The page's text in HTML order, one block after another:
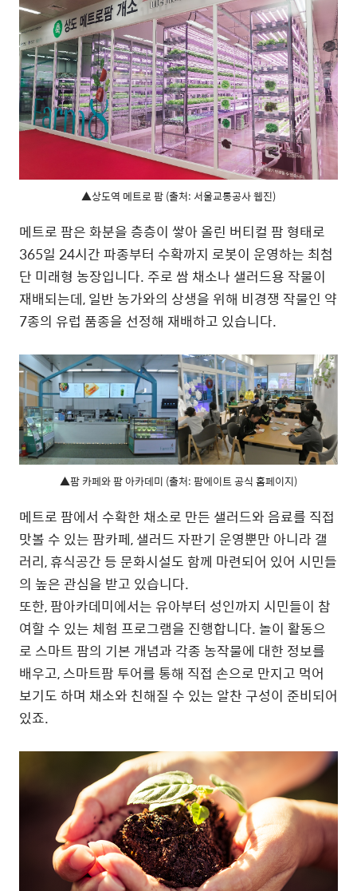
▲상도역 메트로 팜 (출처: 서울교통공사 웹진)
메트로 팜은 화분을 층층이 쌓아 올린 버티컬 팜 형태로
365일 24시간 파종부터 수확까지 로봇이 운영하는 최첨
단 미래형 농장입니다. 주로 쌈 채소나 샐러드용 작물이
재배되는데, 일반 농가와의 상생을 위해 비경쟁 작물인 약
7종의 유럽 품종을 선정해 재배하고 있습니다.
▲팜 카페와 팜 아카데미 (출처: 팜에이트 공식 홈페이지)
메트로 팜에서 수확한 채소로 만든 샐러드와 음료를 직접
맛볼 수 있는 팜카페, 샐러드 자판기 운영뿐만 아니라 갤
러리, 휴식공간 등 문화시설도 함께 마련되어 있어 시민들
의 높은 관심을 받고 있습니다.
또한, 팜아카데미에서는 유아부터 성인까지 시민들이 참
여할 수 있는 체험 프로그램을 진행합니다. 놀이 활동으
로 스마트 팜의 기본 개념과 각종 농작물에 대한 정보를
배우고, 스마트팜 투어를 통해 직접 손으로 만지고 먹어
보기도 하며 채소와 친해질 수 있는 알찬 구성이 준비되어
있죠.